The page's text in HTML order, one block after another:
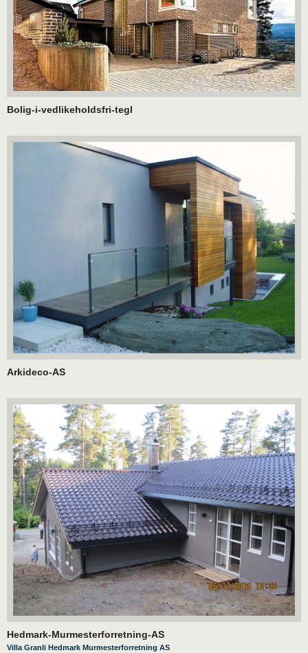
Bolig-i-vedlikeholdsfri-tegl
Arkideco-AS
Hedmark-Murmesterforretning-AS
Villa Granli Hedmark Murmesterforretning AS